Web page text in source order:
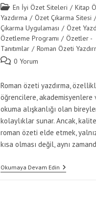
Post
category:
En İyi Özet Siteleri / Kitap
Yazdırma / Özet Çıkarma Sitesi /
Çıkarma Uygulaması / Özet
Özetleme Programı / Özetler -
Tanıtımlar / Roman Özeti
Post 0 Yorum
Roman özeti yazdırma,
öğrencilere, akademisyenlere
okuma alışkanlığı olan
kolaylıklar sunar. Ancak,
roman özeti elde etmek,
kısa olması değil, aynı
Okumaya Devam EdinRoman
Özeti